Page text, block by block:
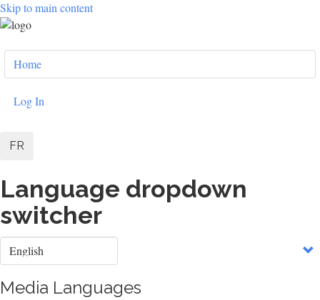
Skip to main content
User
account
menu
Home
Log In
FR
Language dropdown
switcher
Select
your
Media Languages